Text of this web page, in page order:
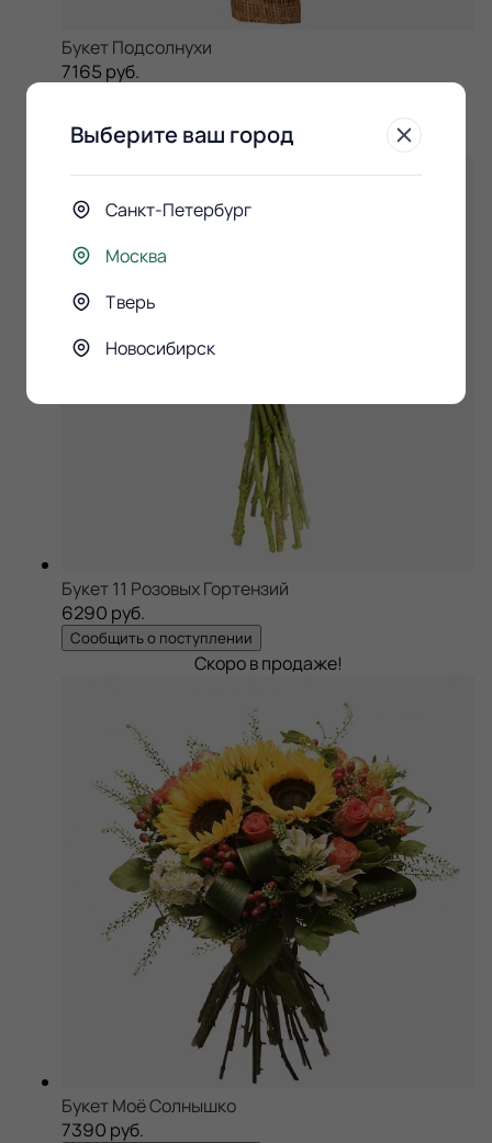
Букет Подсолнухи
7165 руб.
Скоро в продаже!
Букет 11 Розовых Гортензий
6290 руб.
Сообщить о поступлении
Скоро в продаже!
Букет Моё Солнышко
7390 руб.
Выберите ваш город
Санкт-Петербург
Москва
Тверь
Новосибирск